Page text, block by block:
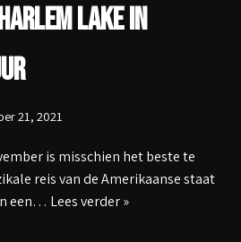
Lake in
21, 2021
is misschien het beste te
reis van de Amerikaanse staat
een… Lees verder »